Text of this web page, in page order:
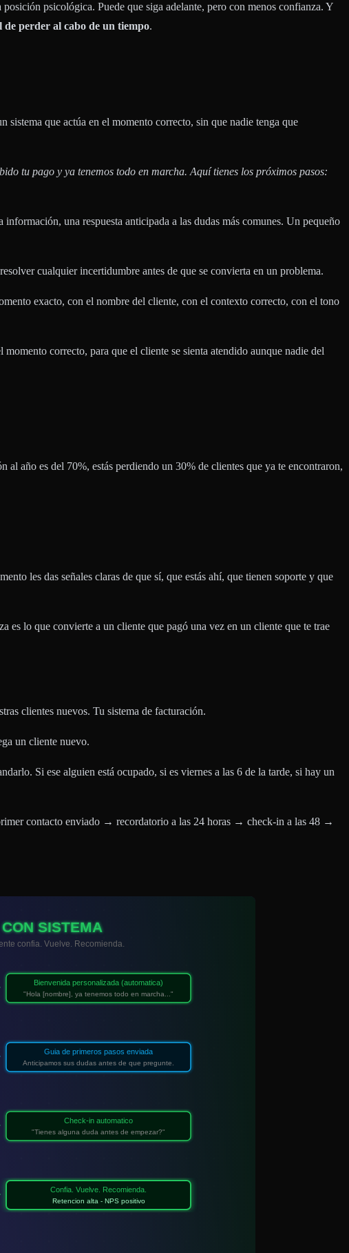
psicológica. Puede que siga adelante, pero con menos confianza. Y
de perder al cabo de un tiempo.
sistema que actúa en el momento correcto, sin que nadie tenga que
tu pago y ya tenemos todo en marcha. Aquí tienes los próximos pasos:
una respuesta anticipada a las dudas más comunes. Un pequeño
cualquier incertidumbre antes de que se convierta en un problema.
exacto, con el nombre del cliente, con el contexto correcto, con el tono
momento correcto, para que el cliente se sienta atendido aunque nadie del
al año es del 70%, estás perdiendo un 30% de clientes que ya te encontraron,
les das señales claras de que sí, que estás ahí, que tienen soporte y que
es lo que convierte a un cliente que pagó una vez en un cliente que te trae
clientes nuevos. Tu sistema de facturación.
un cliente nuevo.
Si ese alguien está ocupado, si es viernes a las 6 de la tarde, si hay un
contacto enviado → recordatorio a las 24 horas → check-in a las 48 →